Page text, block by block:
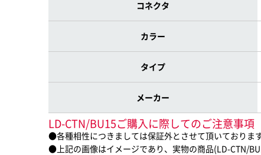
コネクタ
カラー
タイプ
メーカー
LD-CTN/BU15ご購入に際してのご注意事項
●各種相性につきましては保証外とさせて頂いております
●上記の画像はイメージであり、実物の商品(LD-CTN/